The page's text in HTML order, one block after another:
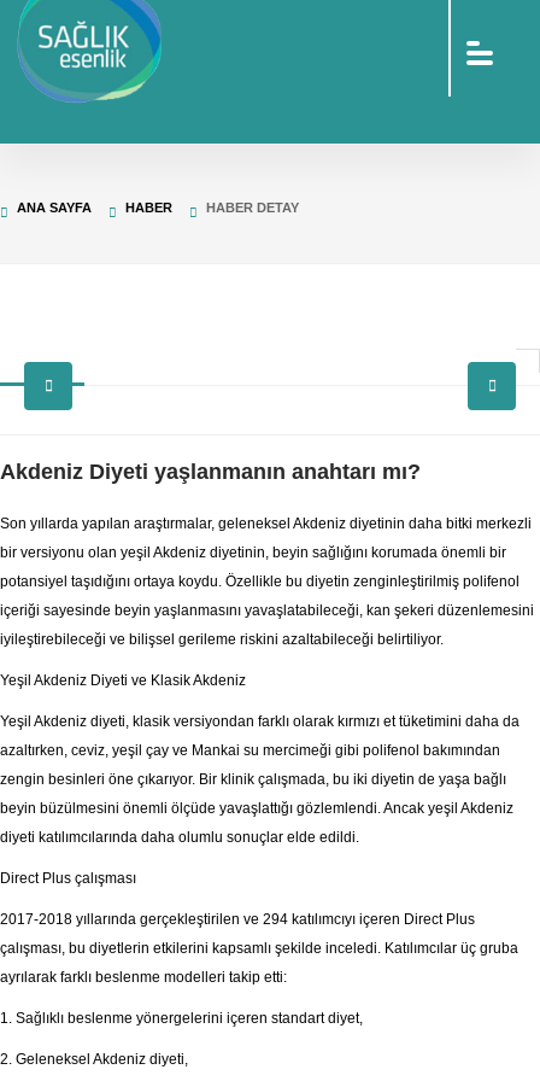
ANA SAYFA HABER HABER DETAY
Akdeniz Diyeti yaşlanmanın anahtarı mı?
Son yıllarda yapılan araştırmalar, geleneksel Akdeniz diyetinin daha bitki merkezli
bir versiyonu olan yeşil Akdeniz diyetinin, beyin sağlığını korumada önemli bir
potansiyel taşıdığını ortaya koydu. Özellikle bu diyetin zenginleştirilmiş polifenol
içeriği sayesinde beyin yaşlanmasını yavaşlatabileceği, kan şekeri düzenlemesini
iyileştirebileceği ve bilişsel gerileme riskini azaltabileceği belirtiliyor.
Yeşil Akdeniz Diyeti ve Klasik Akdeniz
Yeşil Akdeniz diyeti, klasik versiyondan farklı olarak kırmızı et tüketimini daha da
azaltırken, ceviz, yeşil çay ve Mankai su mercimeği gibi polifenol bakımından
zengin besinleri öne çıkarıyor. Bir klinik çalışmada, bu iki diyetin de yaşa bağlı
beyin büzülmesini önemli ölçüde yavaşlattığı gözlemlendi. Ancak yeşil Akdeniz
diyeti katılımcılarında daha olumlu sonuçlar elde edildi.
Direct Plus çalışması
2017-2018 yıllarında gerçekleştirilen ve 294 katılımcıyı içeren Direct Plus
çalışması, bu diyetlerin etkilerini kapsamlı şekilde inceledi. Katılımcılar üç gruba
ayrılarak farklı beslenme modelleri takip etti:
1. Sağlıklı beslenme yönergelerini içeren standart diyet,
2. Geleneksel Akdeniz diyeti,
sohbet
elektronik